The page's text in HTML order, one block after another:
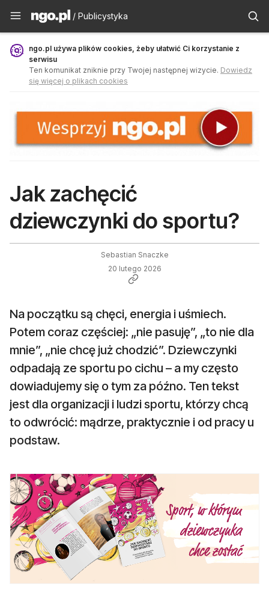
Publicystyka - ngo.pl
/ Publicystyka
ngo.pl używa plików cookies, żeby ułatwić Ci korzystanie z
serwisu
Ten komunikat zniknie przy Twojej następnej wizycie. Dowiedz
się więcej o plikach cookies
Jak zachęcić
dziewczynki do sportu?
Sebastian Snaczke
20 lutego 2026
Na początku są chęci, energia i uśmiech.
Potem coraz częściej: „nie pasuję”, „to nie dla
mnie”, „nie chcę już chodzić”. Dziewczynki
odpadają ze sportu po cichu – a my często
dowiadujemy się o tym za późno. Ten tekst
jest dla organizacji i ludzi sportu, którzy chcą
to odwrócić: mądrze, praktycznie i od pracy u
podstaw.